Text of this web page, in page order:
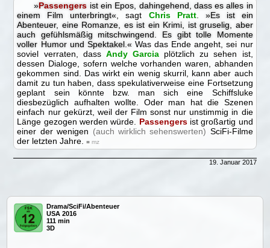
»Passengers ist ein Epos, dahingehend, dass es alles in
einem Film unterbringt« , sagt Chris Pratt. »Es ist ein
Abenteuer, eine Romanze, es ist ein Krimi, ist gruselig, aber
auch gefühlsmäßig mitschwingend. Es gibt tolle Momente
voller Humor und Spektakel.«Was das Ende angeht, sei nur
soviel verraten, dass Andy Garcia plötzlich zu sehen ist,
dessen Dialoge, sofern welche vorhanden waren, abhanden
gekommen sind. Das wirkt ein wenig skurril, kann aber auch
damit zu tun haben, dass spekulativerweise eine Fortsetzung
geplant sein könnte bzw. man sich eine Schiffsluke
diesbezüglich aufhalten wollte. Oder man hat die Szenen
einfach nur gekürzt, weil der Film sonst nur unstimmig in die
Länge gezogen werden würde. Passengersist großartig und
einer der wenigen (auch wirklich sehenswerten) SciFi-Filme
der letzten Jahre.■ mz
19. Januar 2017
Drama/SciFi/Abenteuer
USA 2016
111 min
3D